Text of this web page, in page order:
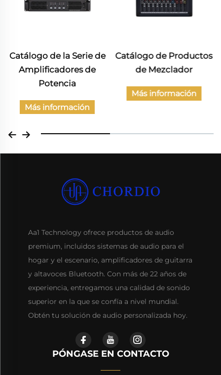
Catálogo de la Serie de
Amplificadores de
Potencia
Más información
Catálogo de Productos
de Mezclador
Más información
Aa1 Technology ofrece productos de audio
premium, incluidos sistemas de audio para el
hogar y el escenario, amplificadores de guitarra
y altavoces Bluetooth. Con más de 22 años de
experiencia, entregamos una calidad de sonido
superior en la que se confía a nivel mundial.
Obtén tu solución de audio personalizada hoy.
PÓNGASE EN CONTACTO